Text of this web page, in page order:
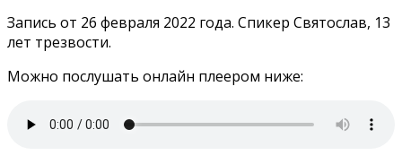
Запись от 26 февраля 2022 года. Спикер Святослав, 13
лет трезвости.
Можно послушать онлайн плеером ниже: